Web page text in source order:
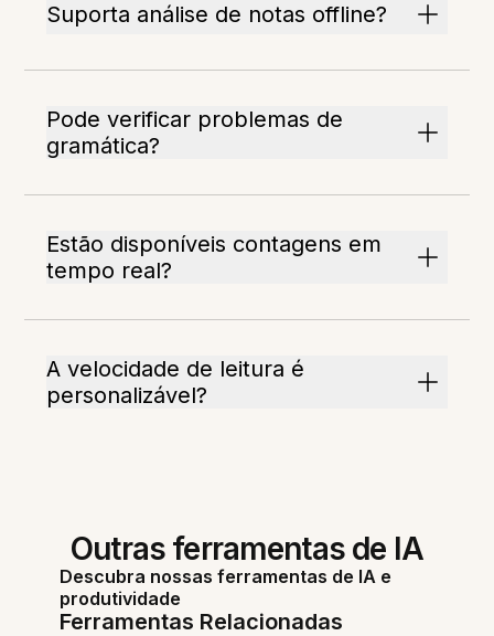
Suporta análise de notas offline?
Pode verificar problemas de
gramática?
Estão disponíveis contagens em
tempo real?
A velocidade de leitura é
personalizável?
Outras ferramentas de IA
Descubra nossas ferramentas de IA e
produtividade
Ferramentas Relacionadas